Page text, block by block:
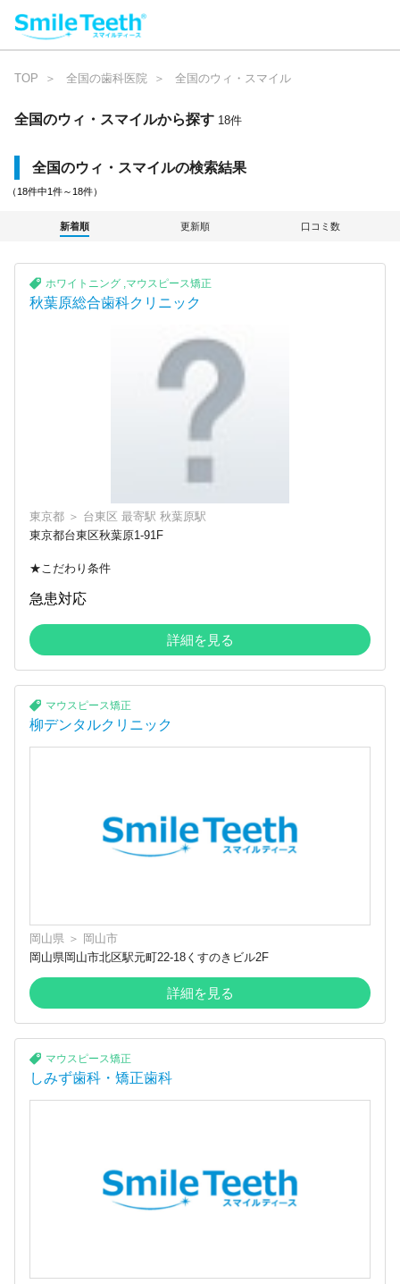
TOP 全国の歯科医院 全国のウィ・スマイル
全国のウィ・スマイルから探す 18件
全国のウィ・スマイルの検索結果
（18件中1件～18件）
新着順 更新順 口コミ数
ホワイトニング ,マウスピース矯正
秋葉原総合歯科クリニック
東京都 ＞ 台東区 最寄駅 秋葉原駅
東京都台東区秋葉原1-91F
★こだわり条件
急患対応
詳細を見る
マウスピース矯正
柳デンタルクリニック
岡山県 ＞ 岡山市
岡山県岡山市北区駅元町22-18くすのきビル2F
詳細を見る
マウスピース矯正
しみず歯科・矯正歯科